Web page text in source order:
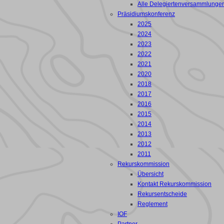
Alle
Präsidiumskonferenz
2025
2024
2023
2022
2021
2020
2018
2017
2016
2015
2014
2013
2012
2011
Rekurskommission
Übersicht
Kontakt Rekurskommission
Rekursentscheide
Reglement
IOF